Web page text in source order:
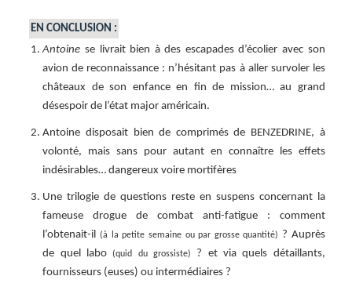
EN CONCLUSION :
Antoinese livrait bien à des escapades d’écolier avec son
avion de reconnaissance : n’hésitant pas à aller survoler les
châteaux de son enfance en fin de mission… au grand
désespoir de l’état major américain.
Antoine disposait bien de comprimés de BENZEDRINE, à
volonté, mais sans pour autant en connaître les effets
indésirables… dangereux voire mortifères
Une trilogie de questions reste en suspens concernant la
fameuse drogue de combat anti-fatigue : comment
l’obtenait-il (à la petite semaine ou par grosse quantité) ? Auprès
de quel labo
(quid du grossiste)
? et via quels détaillants,
fournisseurs (euses) ou intermédiaires ?